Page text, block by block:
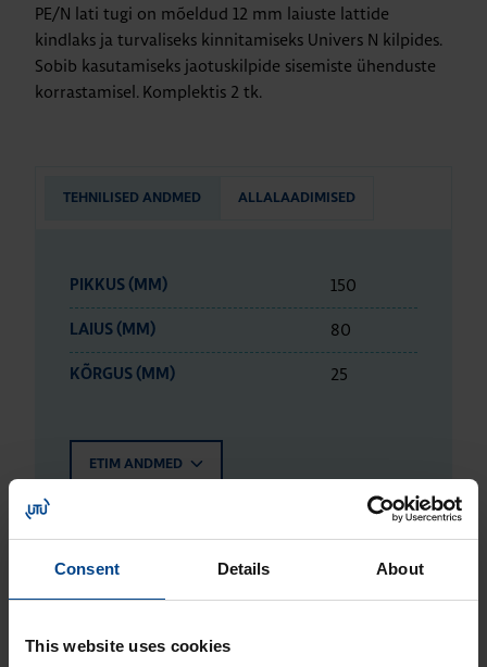
Consent Details About
This website uses cookies
PE/N lati tugi on mõeldud 12 mm laiuste lattide
kindlaks ja turvaliseks kinnitamiseks Univers N kilpides.
Sobib kasutamiseks jaotuskilpide sisemiste ühenduste
korrastamisel. Komplektis 2 tk.
TEHNILISED ANDMED ALLALAADIMISED
PIKKUS (MM) 150
LAIUS (MM) 80
KÕRGUS (MM) 25
ETIM ANDMED
LOGISTIKAANDMED